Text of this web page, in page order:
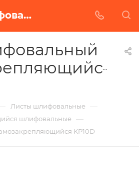
Лист шлифовальный самозакрепляющийся KP10D в Белгороде | Купить по недорогой цене от Абразивного Завода
Листы шлифовальные —
шлифовальные —
KP10D